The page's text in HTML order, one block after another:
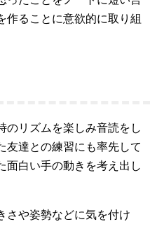
作ることに意欲的に取り組
のリズムを楽しみ音読をし
友達との練習にも率先して
面白い手の動きを考え出し
さや姿勢などに気を付け